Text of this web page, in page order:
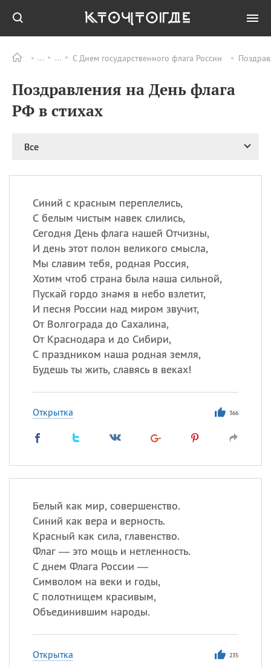
С Днем государственного флага России
Поздравления на День флага
РФ в стихах
Все
Синий с красным переплелись,
С белым чистым навек слились,
Сегодня День флага нашей Отчизны,
И день этот полон великого смысла,
Мы славим тебя, родная Россия,
Хотим чтоб страна была наша сильной,
Пускай гордо знамя в небо взлетит,
И песня России над миром звучит,
От Волгограда до Сахалина,
От Краснодара и до Сибири,
С праздником наша родная земля,
Будешь ты жить, славясь в веках!
Открытка 366
Белый как мир, совершенство.
Синий как вера и верность.
Красный как сила, главенство.
Флаг — это мощь и нетленность.
С днем Флага России —
Символом на веки и годы,
С полотнищем красивым,
Объединившим народы.
Открытка 235
ПРАЗДНИКИ Все
11.08
Рождество святителя
Николая Чудотворца
праздник
12.08 День
Военно‑воздушных сил
(День ВВС) РФ
ИМЕНА
Сегодня празднуют именины
Акакий
Еще
Алена,Анастасия
Антонина,Еще
происхождение